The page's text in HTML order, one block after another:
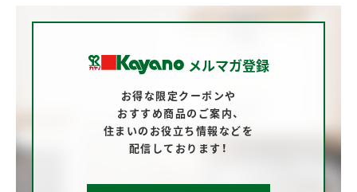
メルマガ登録
お得な限定クーポンや
おすすめ商品のご案内、
住まいのお役立ち情報などを
配信しております！